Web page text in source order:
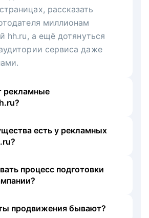
рассказать
миллионам
hh.ru, а ещё дотянуться
сервиса даже
рекламные
есть у рекламных
процесс подготовки
продвижения бывают?